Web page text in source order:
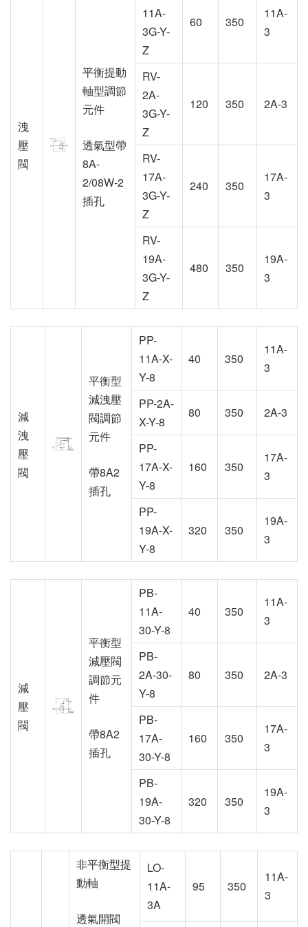
洩
壓
閥
平衡提動
軸型調節
元件
透氣型帶
8A-
2/08W-2
插孔
11A-
3G-Y-
Z
60 350
11A-
3
RV-
2A-
3G-Y-
Z
120 350 2A-3
RV-
17A-
3G-Y-
Z
240 350
17A-
3
RV-
19A-
3G-Y-
Z
480 350
19A-
3
減
洩
壓
閥
平衡型
減洩壓
閥調節
元件
帶8A2
插孔
PP-
11A-X-
Y-8
40 350
11A-
3
PP-2A-
X-Y-8
80 350 2A-3
PP-
17A-X-
Y-8
160 350
17A-
3
PP-
19A-X-
Y-8
320 350
19A-
3
減
壓
閥
平衡型
減壓閥
調節元
件
帶8A2
插孔
PB-
11A-
30-Y-8
40 350
11A-
3
PB-
2A-30-
Y-8
80 350 2A-3
PB-
17A-
30-Y-8
160 350
17A-
3
PB-
19A-
30-Y-8
320 350
19A-
3
非平衡型提
動軸
透氣開閥
LO-
11A-
3A
95 350
11A-
3